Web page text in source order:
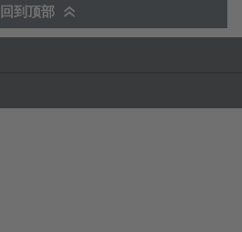
回到顶部